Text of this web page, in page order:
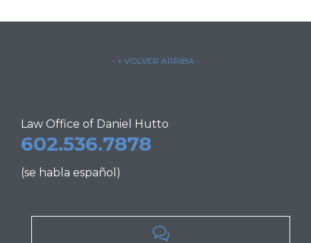
- ↑ VOLVER ARRIBA -
Law Office of Daniel Hutto
602.536.7878
(se habla español)
